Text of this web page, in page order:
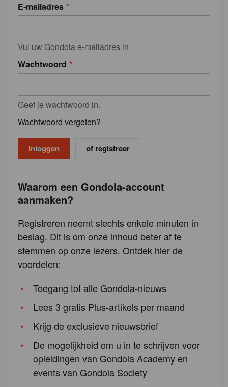
E-mailadres
Vul uw Gondola e-mailadres in.
Wachtwoord
Geef je wachtwoord in.
Wachtwoord vergeten?
of registreer
Waarom een Gondola-account
aanmaken?
Registreren neemt slechts enkele minuten in
beslag. Dit is om onze inhoud beter af te
stemmen op onze lezers. Ontdek hier de
voordelen:
Toegang tot alle Gondola-nieuws
Lees 3 gratis Plus-artikels per maand
Krijg de exclusieve nieuwsbrief
De mogelijkheid om u in te schrijven voor
opleidingen van Gondola Academy en
events van Gondola Society